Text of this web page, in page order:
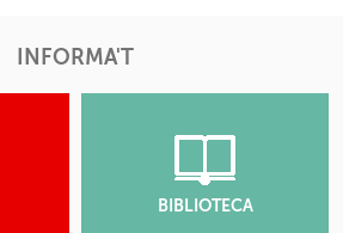
INFORMA'T
BIBLIOTECA